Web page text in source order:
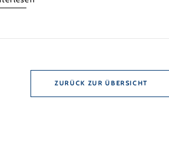
und 10 Jahren Zinsbindung
ZURÜCK ZUR ÜBERSICHT